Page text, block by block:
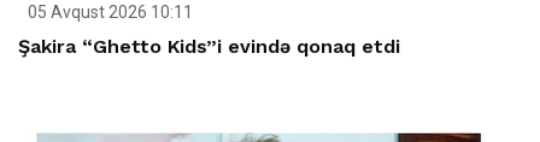
05 Avqust 2026 10:11
Şakira “Ghetto Kids”i evində qonaq etdi